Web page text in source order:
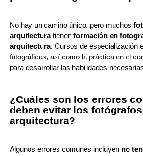
No hay un camino único, pero muchos
arquitecturatienen formación en
arquitectura. Cursos de especialización
fotográficas, así como la práctica en el
para desarrollar las habilidades
¿Cuáles son los errores
deben evitar los
arquitectura?
Algunos errores comunes incluyen no